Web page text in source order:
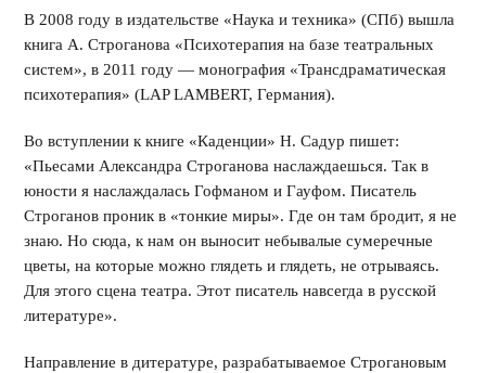
В 2008 году в издательстве «Наука и техника» (СПб) вышла
книга А. Строганова «Психотерапия на базе театральных
систем», в 2011 году — монография «Трансдраматическая
психотерапия» (LAP LAMBERT, Германия).
Во вступлении к книге «Каденции» Н. Садур пишет:
«Пьесами Александра Строганова наслаждаешься. Так в
юности я наслаждалась Гофманом и Гауфом. Писатель
Строганов проник в «тонкие миры». Где он там бродит, я не
знаю. Но сюда, к нам он выносит небывалые сумеречные
цветы, на которые можно глядеть и глядеть, не отрываясь.
Для этого сцена театра. Этот писатель навсегда в русской
литературе».
Направление в дитературе, разрабатываемое Строгановым